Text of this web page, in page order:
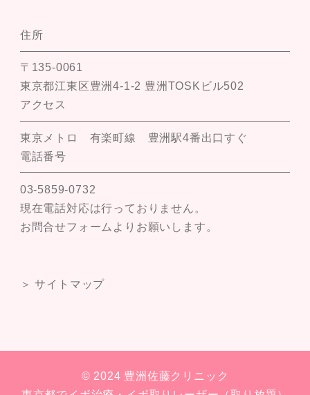
住所
〒135-0061
東京都江東区豊洲4-1-2 豊洲TOSKビル502
アクセス
東京メトロ 有楽町線 豊洲駅4番出口すぐ
電話番号
03-5859-0732
現在電話対応は行っておりません。
お問合せフォームよりお願いします。
＞ サイトマップ
© 2024 豊洲佐藤クリニック